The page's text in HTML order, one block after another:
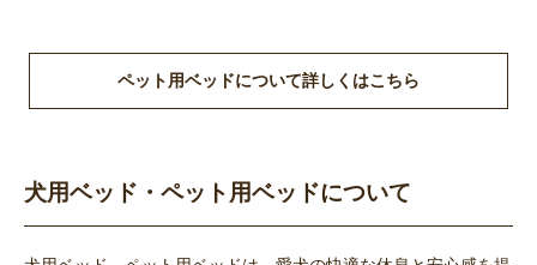
しょう。
ペット用ベッドについて詳しくはこちら
犬用ベッド・ペット用ベッドについて